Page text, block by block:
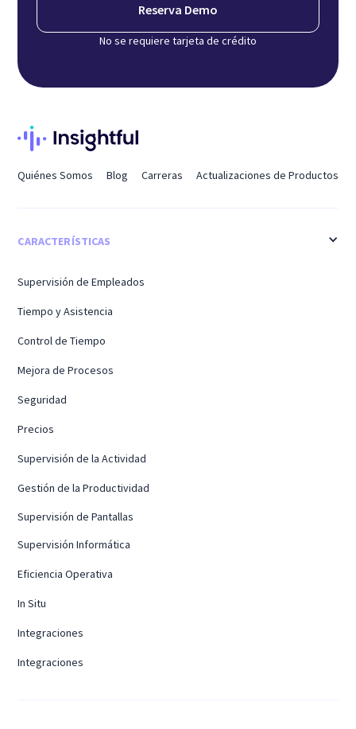
Reserva Demo
No se requiere tarjeta de crédito
Quiénes Somos Blog Carreras Actualizaciones de Productos
CARACTERÍSTICAS
Supervisión de Empleados
Tiempo y Asistencia
Control de Tiempo
Mejora de Procesos
Seguridad
Precios
Supervisión de la Actividad
Gestión de la Productividad
Supervisión de Pantallas
Supervisión Informática
Eficiencia Operativa
In Situ
Integraciones
Integraciones